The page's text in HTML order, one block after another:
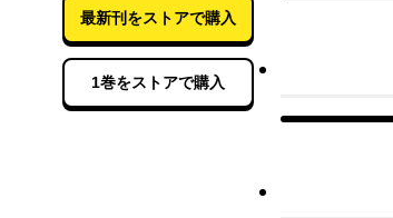
最新刊をストアで購入
1巻をストアで購入